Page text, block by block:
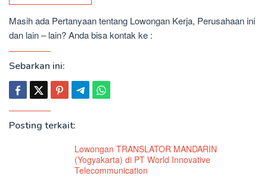
Masih ada Pertanyaan tentang Lowongan Kerja, Perusahaan ini
dan lain – lain? Anda bisa kontak ke :
Sebarkan ini:
Posting terkait:
Lowongan TRANSLATOR MANDARIN
(Yogyakarta) di PT World Innovative
Telecommunication